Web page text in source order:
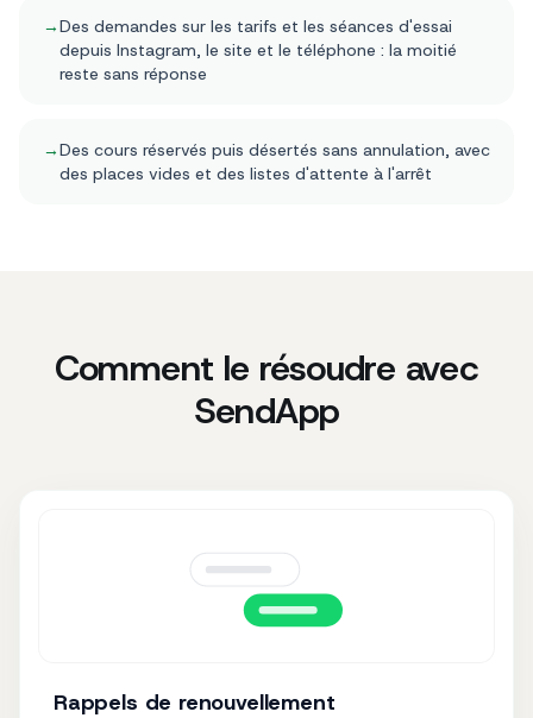
→Des demandes sur les tarifs et les séances d'essai
depuis Instagram, le site et le téléphone : la moitié
reste sans réponse
→Des cours réservés puis désertés sans annulation, avec
des places vides et des listes d'attente à l'arrêt
Comment le résoudre avec
SendApp
Rappels de renouvellement